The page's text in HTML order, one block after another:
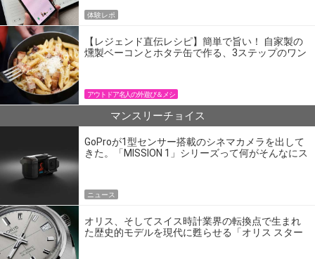
体験レポ
【レジェンド直伝レシピ】簡単で旨い！ 自家製の
燻製ベーコンとホタテ缶で作る、3ステップのワン
アウトドア名人の外遊び＆メシ
マンスリーチョイス
GoProが1型センサー搭載のシネマカメラを出して
きた。「MISSION 1」シリーズって何がそんなにス
ニュース
オリス、そしてスイス時計業界の転換点で生まれ
た歴史的モデルを現代に甦らせる「オリス スター